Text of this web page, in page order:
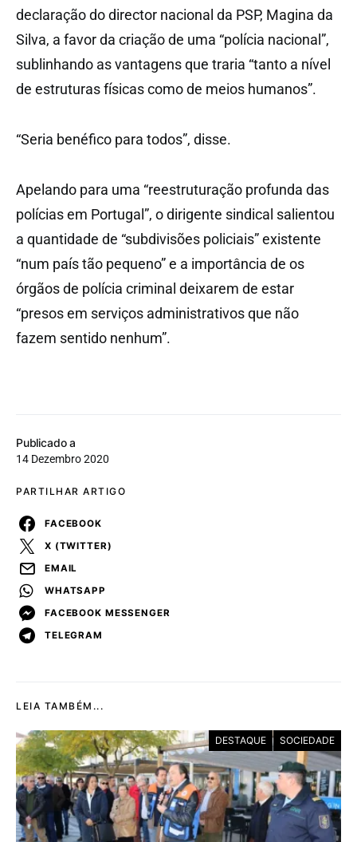
Publicado a
14 Dezembro 2020
PARTILHAR ARTIGO
FACEBOOK
X (TWITTER)
EMAIL
WHATSAPP
FACEBOOK MESSENGER
TELEGRAM
declaração do director nacional da PSP, Magina da
Silva, a favor da criação de uma “polícia nacional”,
sublinhando as vantagens que traria “tanto a nível
de estruturas físicas como de meios humanos”.
“Seria benéfico para todos”, disse.
Apelando para uma “reestruturação profunda das
polícias em Portugal”, o dirigente sindical salientou
a quantidade de “subdivisões policiais” existente
“num país tão pequeno” e a importância de os
órgãos de polícia criminal deixarem de estar
“presos em serviços administrativos que não
fazem sentido nenhum”.
LEIA TAMBÉM...
DESTAQUE SOCIEDADE